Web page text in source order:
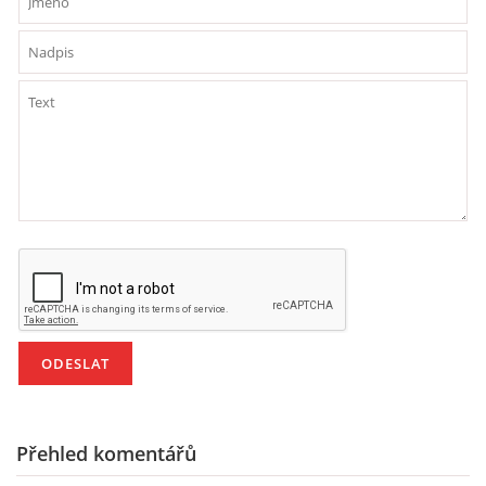
BÁSNĚ K TÉMATU PODZIM
BÁSNĚ K TÉMATU ZIMA
POHYBOVÉ AKTIVITY NA TÉMA ZIMA
Přehled komentářů